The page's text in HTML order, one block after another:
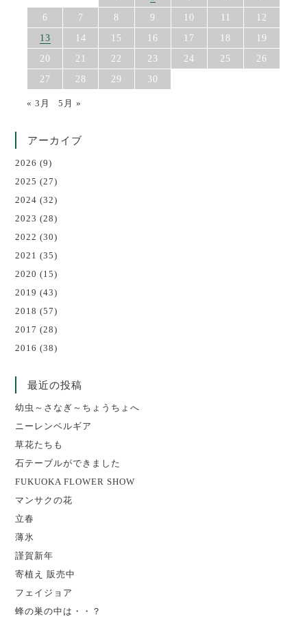
6
7 8 9 10 11
12
13
14 15 16 17 18
19
20
21 22 23 24 25
26
27
28 29 30
« 3月 5月 »
アーカイブ
2026 (9)
2025 (27)
2024 (32)
2023 (28)
2022 (30)
2021 (35)
2020 (15)
2019 (43)
2018 (57)
2017 (28)
2016 (38)
最近の投稿
幼虫～さなぎ～ちょうちょへ
ニーレンベルギア
草花たちも
石テーブルができました
FUKUOKA FLOWER SHOW
マンサクの花
立春
薄氷
謹賀新年
寄植え 販売中
フェイジョア
蜂の巣の中は・・？